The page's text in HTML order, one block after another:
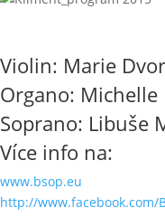
Violin: Marie
Organo: Michelle
Soprano: Libuše
Více info na:
www.bsop.eu
http://www.facebook.com/